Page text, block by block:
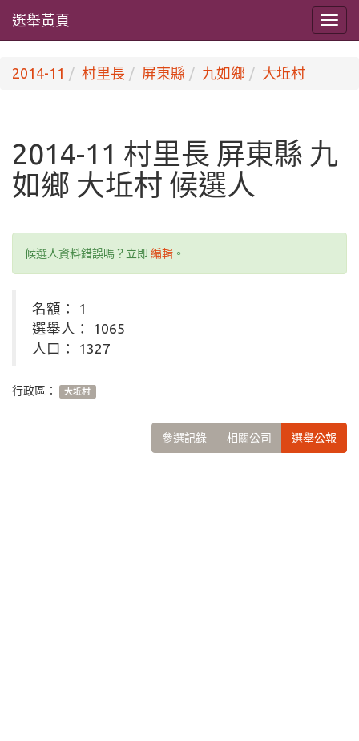
選舉黃頁
2014-11 村里長 屏東縣 九如鄉 大坵村
2014-11 村里長 屏東縣 九
如鄉 大坵村 候選人
候選人資料錯誤嗎？立即 編輯 。
名額： 1
選舉人： 1065
人口： 1327
行政區： 大坵村
參選記錄 相關公司 選舉公報